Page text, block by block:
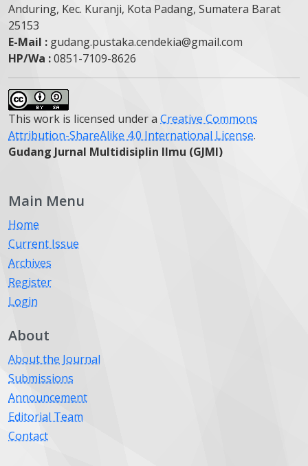
Anduring, Kec. Kuranji, Kota Padang, Sumatera Barat
25153
E-Mail : gudang.pustaka.cendekia@gmail.com
HP/Wa :0851-7109-8626
This work is licensed under a Creative Commons
Attribution-ShareAlike 4.0 International License.
Gudang Jurnal Multidisiplin Ilmu (GJMI)
Main Menu
Home
Current Issue
Archives
Register
Login
About
About the Journal
Submissions
Announcement
Editorial Team
Contact